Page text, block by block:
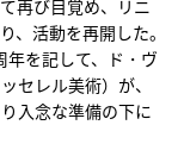
再び目覚め、リニ
、活動を再開した。
を記して、ド・ヴ
セレル美術）が、
入念な準備の下に